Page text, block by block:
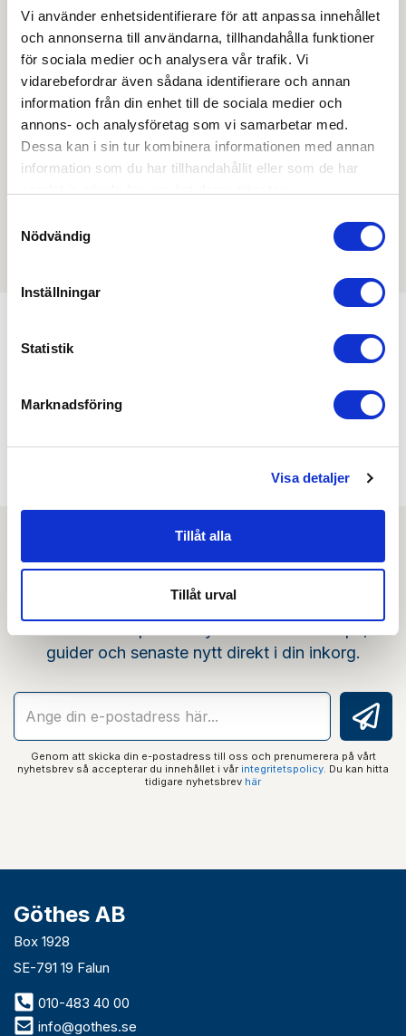
Vi använder enhetsidentifierare för att anpassa innehållet
och annonserna till användarna, tillhandahålla funktioner
för sociala medier och analysera vår trafik. Vi
vidarebefordrar även sådana identifierare och annan
information från din enhet till de sociala medier och
annons- och analysföretag som vi samarbetar med.
Dessa kan i sin tur kombinera informationen med annan
information som du har tillhandahållit eller som de har
Nödvändig
Inställningar
Statistik
Marknadsföring
Visa detaljer
Tillåt alla
Tillåt urval
Skapa konto Logga in
Skapa inloggning, bli företagskund eller logga in för att
beställa, se priser,
produktblad, ritningar, monteringsbeskrivningar samt
övriga dokument.
Det finns ännu ingen film för denna produkt
Kombinera med
Nyhetsbrev
guider och senaste nytt direkt i din inkorg.
Genom att skicka din e-postadress till oss och prenumerera på vårt
nyhetsbrev så accepterar du innehållet i vår integritetspolicy . Du kan hitta
tidigare nyhetsbrev här
Göthes AB
Box 1928
SE-791 19 Falun
010-483 40 00
info@gothes.se